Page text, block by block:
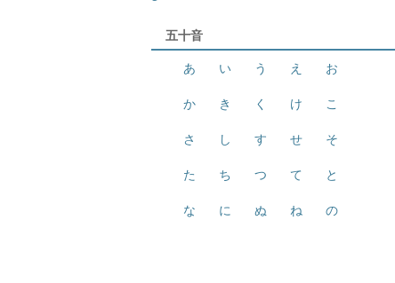
五十音
あ い う え お
か き く け こ
さ し す せ そ
た ち つ て と
な に ぬ ね の